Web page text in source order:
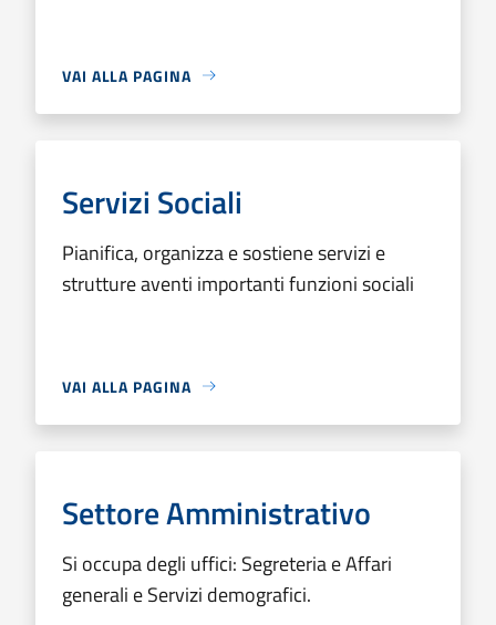
VAI ALLA PAGINA
Servizi Sociali
Pianifica, organizza e sostiene servizi e
strutture aventi importanti funzioni sociali
VAI ALLA PAGINA
Settore Amministrativo
Si occupa degli uffici: Segreteria e Affari
generali e Servizi demografici.